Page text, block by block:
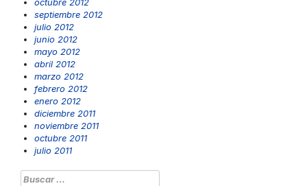
septiembre 2012
julio 2012
junio 2012
mayo 2012
abril 2012
marzo 2012
febrero 2012
enero 2012
diciembre 2011
noviembre 2011
octubre 2011
julio 2011
Buscar: